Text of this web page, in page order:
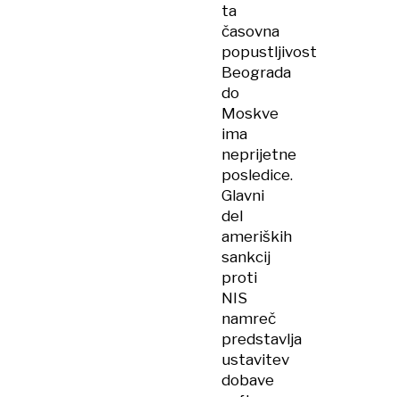
ta
časovna
popustljivost
Beograda
do
Moskve
ima
neprijetne
posledice.
Glavni
del
ameriških
sankcij
proti
NIS
namreč
predstavlja
ustavitev
dobave